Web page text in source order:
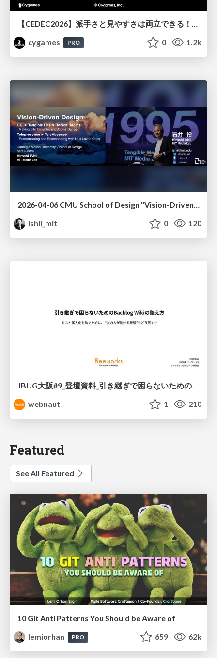
【CEDEC2026】派手さと見やすさは両立できる！『Shadowverse: Worlds Beyond』エフェクト・3D背景の超進化したビジュアル設計
cygames
PRO 0 1.2k
ishii_mit
0 120
JBUG大阪#9_登壇資料_引き継ぎで困らないためのBacklogWikiの整え方_ミスと属人化を防ぐために、 “次の人が動ける状態”をどう残すか
webnaut
1 210
Featured
See All Featured
10 Git Anti Patterns You Should be Aware of
lemiorhan
PRO 659 62k